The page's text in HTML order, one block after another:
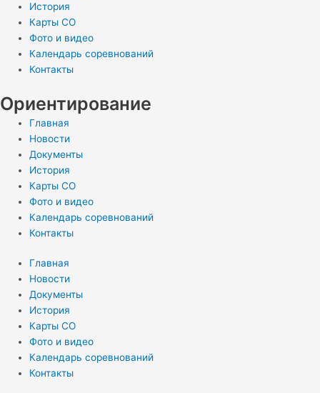
История
Карты СО
Фото и видео
Календарь соревнований
Контакты
Ориентирование
Главная
Новости
Документы
История
Карты СО
Фото и видео
Календарь соревнований
Контакты
Главная
Новости
Документы
История
Карты СО
Фото и видео
Календарь соревнований
Контакты